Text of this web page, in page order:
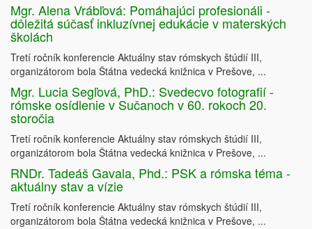
Mgr. Alena Vrábľová: Pomáhajúci profesionáli -
dôležitá súčasť inkluzívnej edukácie v materských
školách
Tretí ročník konferencie Aktuálny stav rómskych štúdií III,
organizátorom bola Štátna vedecká knižnica v Prešove, ...
Mgr. Lucia Segľová, PhD.: Svedecvo fotografií -
rómske osídlenie v Sučanoch v 60. rokoch 20.
storočia
Tretí ročník konferencie Aktuálny stav rómskych štúdií III,
organizátorom bola Štátna vedecká knižnica v Prešove, ...
RNDr. Tadeáš Gavala, Phd.: PSK a rómska téma -
aktuálny stav a vízie
Tretí ročník konferencie Aktuálny stav rómskych štúdií III,
organizátorom bola Štátna vedecká knižnica v Prešove, ...